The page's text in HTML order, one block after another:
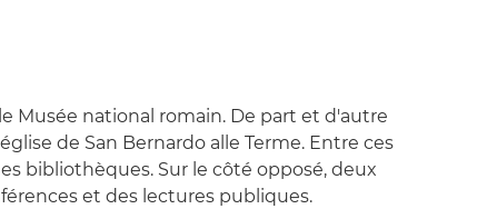
Musée national romain. De part et d'autre
de San Bernardo alle Terme. Entre ces
bibliothèques. Sur le côté opposé, deux
et des lectures publiques.